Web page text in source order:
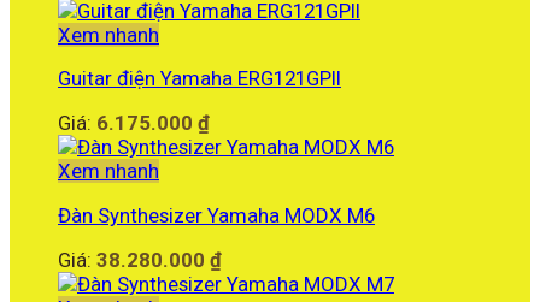
Xem nhanh
Guitar điện Yamaha ERG121GPII
Giá: 6.175.000 ₫
Xem nhanh
Đàn Synthesizer Yamaha MODX M6
Giá: 38.280.000 ₫